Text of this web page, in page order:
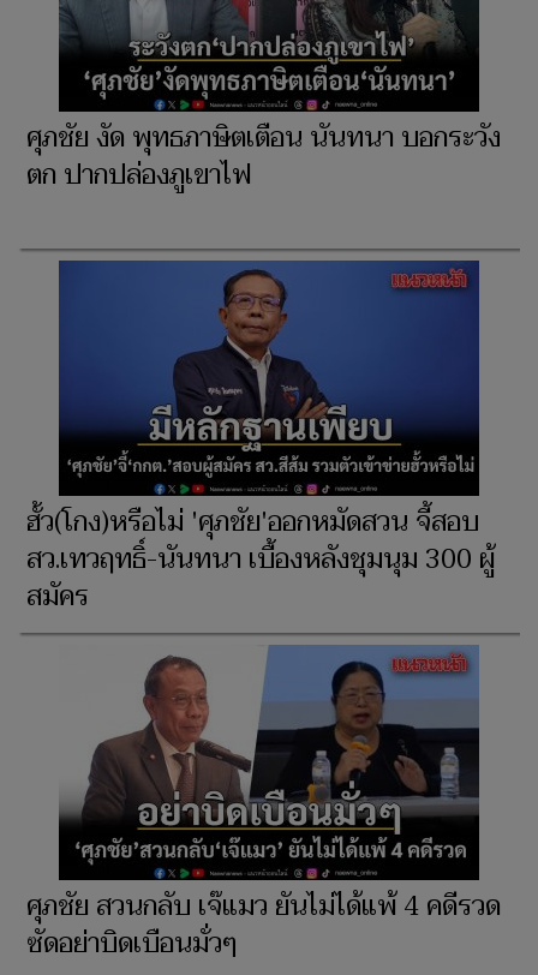
ศุภชัย งัด พุทธภาษิตเตือน นันทนา บอกระวัง
ตก ปากปล่องภูเขาไฟ
ฮั้ว(โกง)หรือไม่ 'ศุภชัย'ออกหมัดสวน จี้สอบ
สว.เทวฤทธิ์-นันทนา เบื้องหลังชุมนุม 300 ผู้
สมัคร
ศุภชัย สวนกลับ เจ๊แมว ยันไม่ได้แพ้ 4 คดีรวด
ซัดอย่าบิดเบือนมั่วๆ